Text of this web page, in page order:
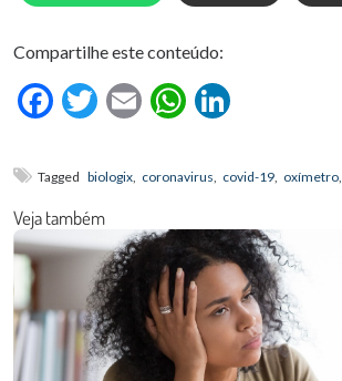
Compartilhe este conteúdo:
Facebook
Twitter
EmailWhatsApp
Tagged biologix, coronavirus, covid-19, oxímetro,
Veja também